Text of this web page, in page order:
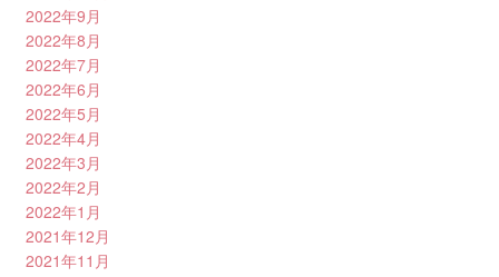
2022年9月
2022年8月
2022年7月
2022年6月
2022年5月
2022年4月
2022年3月
2022年2月
2022年1月
2021年12月
2021年11月